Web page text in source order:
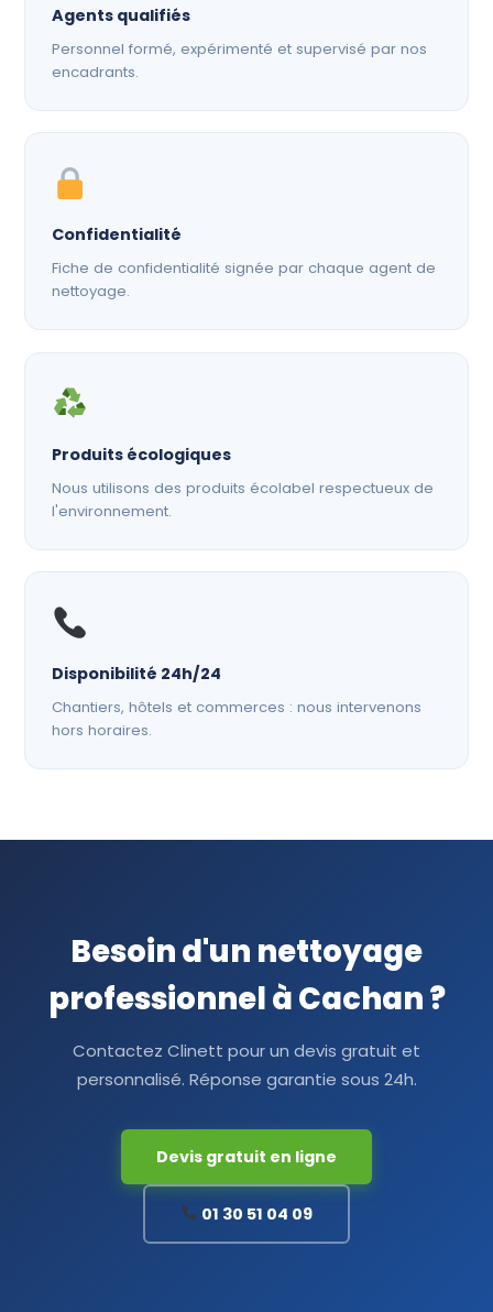
Agents qualifiés
Personnel formé, expérimenté et supervisé par nos
encadrants.
Confidentialité
Fiche de confidentialité signée par chaque agent de
nettoyage.
Produits écologiques
Nous utilisons des produits écolabel respectueux de
l'environnement.
Disponibilité 24h/24
Chantiers, hôtels et commerces : nous intervenons
hors horaires.
Besoin d'un nettoyage
professionnel à Cachan ?
Contactez Clinett pour un devis gratuit et
personnalisé. Réponse garantie sous 24h.
Devis gratuit en ligne
01 30 51 04 09